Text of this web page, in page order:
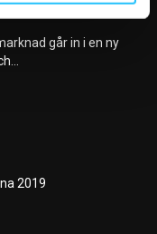
går in i en ny
2019